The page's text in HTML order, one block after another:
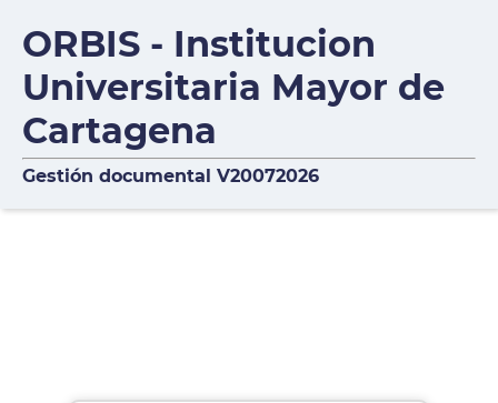
ORBIS - Institucion
Universitaria Mayor de
Cartagena
Gestión documental V20072026